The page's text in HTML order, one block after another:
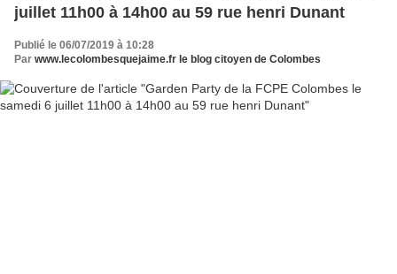
juillet 11h00 à 14h00 au 59 rue henri Dunant
Publié le 06/07/2019 à 10:28
Par www.lecolombesquejaime.fr le blog citoyen de Colombes